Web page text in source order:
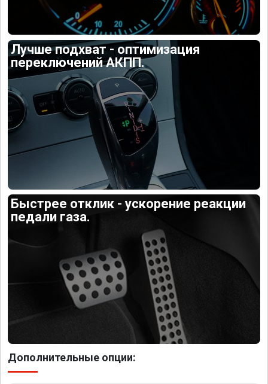
Лучше подхват - оптимизация
переключений АКПП.
Быстрее отклик - ускорение реакции
педали газа.
Дополнительные опции: